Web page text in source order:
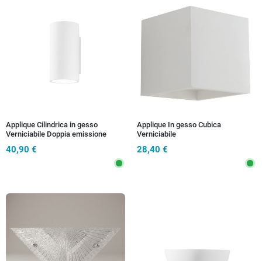
Applique Cilindrica in gesso
Verniciabile Doppia emissione
dimensioni 2xGU10
40,90 €
Applique In gesso Cubica
Verniciabile
28,40 €